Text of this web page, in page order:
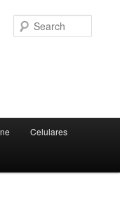
Celulares